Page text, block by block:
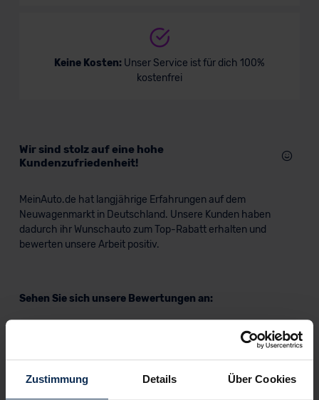
Zustimmung Details Über Cookies
Keine Kosten: Unser Service ist für dich 100%
kostenfrei
Wir sind stolz auf eine hohe
Kundenzufriedenheit!
MeinAuto.de hat langjährige Erfahrungen auf dem
Neuwagenmarkt in Deutschland. Unsere Kunden haben
dadurch ihr Wunschauto zum Top-Rabatt erhalten und
bewerten unsere Arbeit positiv.
Sehen Sie sich unsere Bewertungen an: